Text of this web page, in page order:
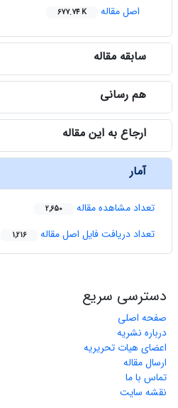
اصل مقاله
677.74 K
سابقه مقاله
هم رسانی
ارجاع به این مقاله
آمار
تعداد مشاهده مقاله 2,650
تعداد دریافت فایل اصل مقاله 1,216
دسترسی سریع
صفحه اصلی
درباره نشریه
اعضای هیات تحریریه
ارسال مقاله
تماس با ما
نقشه سایت